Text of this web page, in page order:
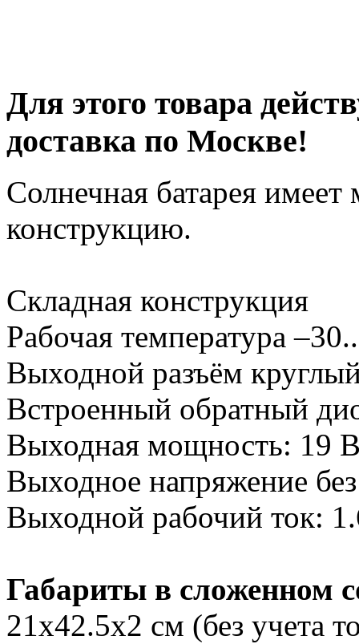
Для этого товара
доставка по Москве!
Солнечная батарея
конструкцию.
Складная конструкция
Рабочая температура
Выходной разъём
Встроенный обратный
Выходная мощность: 19
Выходное напряжение
Выходной рабочий ток:
Габариты в сложенном
21х42.5х2 см (без учета